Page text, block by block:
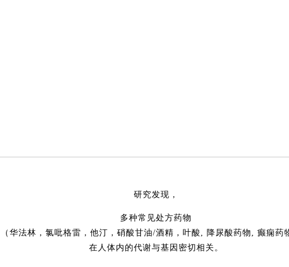
研究发现，
多种常见处方药物
（华法林，氯吡格雷，他汀，硝酸甘油/酒精，叶酸, 降尿酸药物, 癫痫药
在人体内的代谢与基因密切相关。